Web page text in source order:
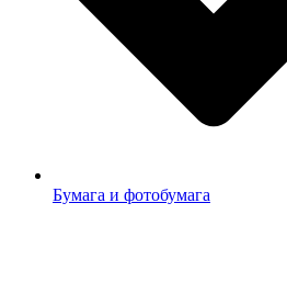
Бумага и фотобумага